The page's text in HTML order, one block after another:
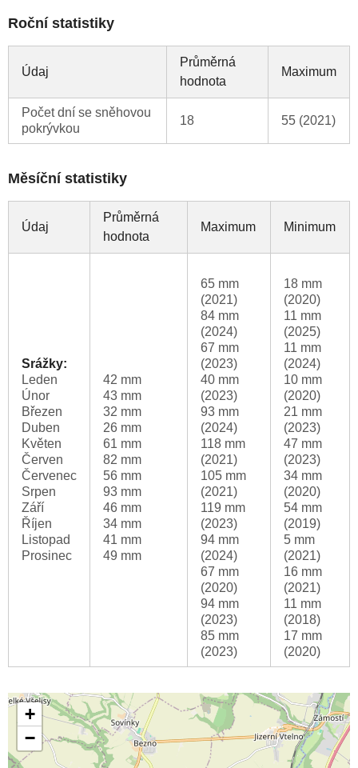
Roční statistiky
Údaj
Průměrná
hodnota
Maximum
Počet dní se sněhovou
pokrývkou
18 55 (2021)
Měsíční statistiky
Údaj
Průměrná
hodnota
Maximum Minimum
Srážky:
Leden
Únor
Březen
Duben
Květen
Červen
Červenec
Srpen
Září
Říjen
Listopad
Prosinec
42 mm
43 mm
32 mm
26 mm
61 mm
82 mm
56 mm
93 mm
46 mm
34 mm
41 mm
49 mm
65 mm
(2021)
84 mm
(2024)
67 mm
(2023)
40 mm
(2023)
93 mm
(2024)
118 mm
(2021)
105 mm
(2021)
119 mm
(2023)
94 mm
(2024)
67 mm
(2020)
94 mm
(2023)
85 mm
(2023)
18 mm
(2020)
11 mm
(2025)
11 mm
(2024)
10 mm
(2020)
21 mm
(2023)
47 mm
(2023)
34 mm
(2020)
54 mm
(2019)
5 mm
(2021)
16 mm
(2021)
11 mm
(2018)
17 mm
(2020)
+
−